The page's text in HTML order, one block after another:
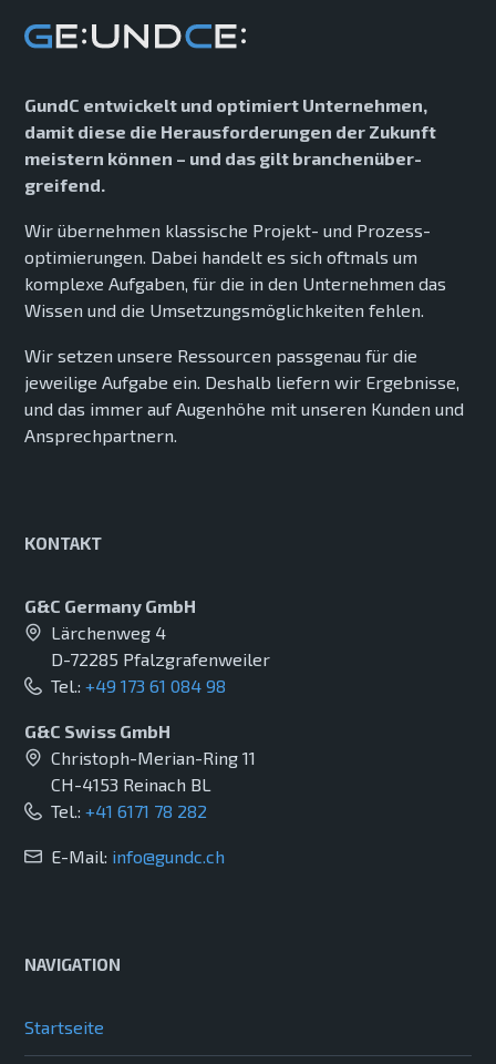
GundC entwickelt und opti­miert Unter­nehmen,
damit diese die Heraus­forde­rungen der Zukunft
meistern können – und das gilt branchen­über­
greifend.
Wir über­nehmen klassische Projekt- und Prozess­
optimie­rungen. Dabei handelt es sich oftmals um
komplexe Auf­gaben, für die in den Unter­nehmen das
Wissen und die Umsetzungs­möglich­keiten fehlen.
Wir setzen unsere Ressourcen pass­genau für die
jewei­lige Aufgabe ein. Deshalb liefern wir Ergeb­nisse,
und das immer auf Augen­höhe mit unseren Kunden und
Ansprech­partnern.
KONTAKT
G&C Germany GmbH
Lärchenweg 4
D-72285 Pfalzgrafenweiler
Tel.:+49 173 61 084 98
G&C Swiss GmbH
Christoph-Merian-Ring 11
CH-4153 Reinach BL
Tel.:+41 6171 78 282
E-Mail: info@gundc.ch
NAVIGATION
Startseite